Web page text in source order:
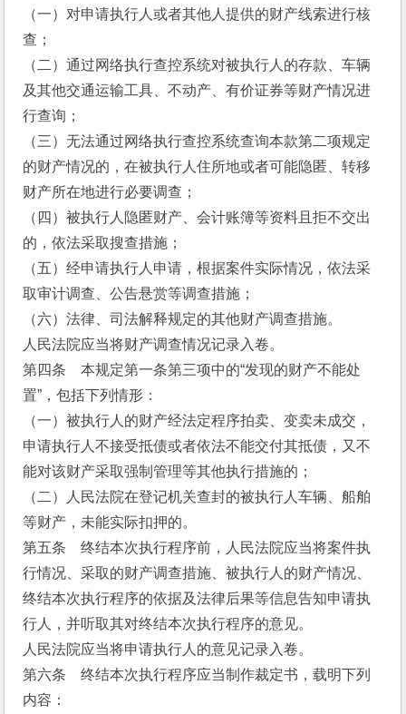
（一）对申请执行人或者其他人提供的财产线索进行核
查；
（二）通过网络执行查控系统对被执行人的存款、车辆
及其他交通运输工具、不动产、有价证券等财产情况进
行查询；
（三）无法通过网络执行查控系统查询本款第二项规定
的财产情况的，在被执行人住所地或者可能隐匿、转移
财产所在地进行必要调查；
（四）被执行人隐匿财产、会计账簿等资料且拒不交出
的，依法采取搜查措施；
（五）经申请执行人申请，根据案件实际情况，依法采
取审计调查、公告悬赏等调查措施；
（六）法律、司法解释规定的其他财产调查措施。
人民法院应当将财产调查情况记录入卷。
第四条    本规定第一条第三项中的“发现的财产不能处
置”，包括下列情形：
（一）被执行人的财产经法定程序拍卖、变卖未成交，
申请执行人不接受抵债或者依法不能交付其抵债，又不
能对该财产采取强制管理等其他执行措施的；
（二）人民法院在登记机关查封的被执行人车辆、船舶
等财产，未能实际扣押的。
第五条    终结本次执行程序前，人民法院应当将案件执
行情况、采取的财产调查措施、被执行人的财产情况、
终结本次执行程序的依据及法律后果等信息告知申请执
行人，并听取其对终结本次执行程序的意见。
人民法院应当将申请执行人的意见记录入卷。
第六条    终结本次执行程序应当制作裁定书，载明下列
内容：